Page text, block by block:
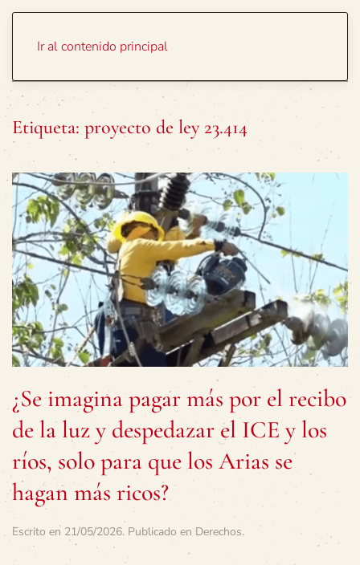
Ir al contenido principal
Etiqueta: proyecto de ley 23.414
¿Se imagina pagar más por el recibo
de la luz y despedazar el ICE y los
ríos, solo para que los Arias se
hagan más ricos?
Escrito en 21/05/2026. Publicado en Derechos.